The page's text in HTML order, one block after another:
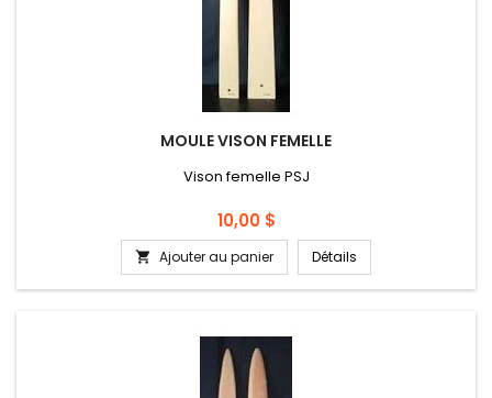
MOULE VISON FEMELLE
Vison femelle PSJ
Prix
10,00 $
 Ajouter au panier Détails